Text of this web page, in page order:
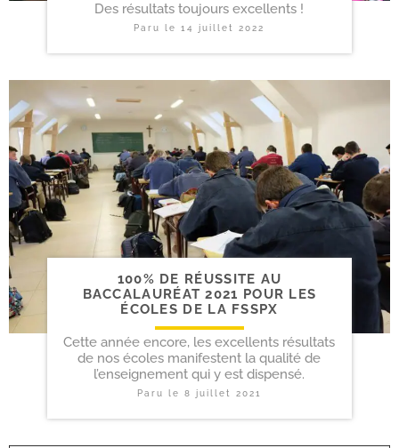
Des résultats toujours excellents !
Paru le14 juillet 2022
100% DE RÉUSSITE AU
BACCALAURÉAT 2021 POUR LES
ÉCOLES DE LA FSSPX
Cette année encore, les excellents résultats
de nos écoles manifestent la qualité de
l’enseignement qui y est dispensé.
Paru le 8 juillet 2021